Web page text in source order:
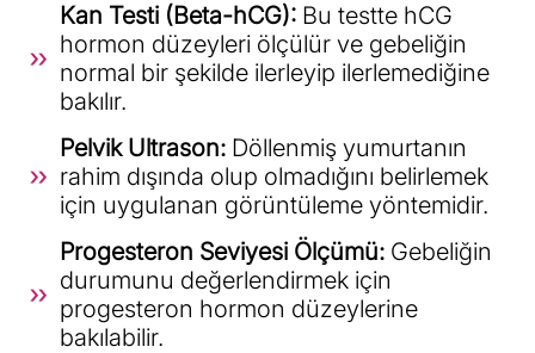
Kan Testi (Beta-hCG): Bu testte hCG
hormon düzeyleri ölçülür ve gebeliğin
normal bir şekilde ilerleyip ilerlemediğine
bakılır.
Pelvik Ultrason: Döllenmiş yumurtanın
rahim dışında olup olmadığını belirlemek
için uygulanan görüntüleme yöntemidir.
Progesteron Seviyesi Ölçümü: Gebeliğin
durumunu değerlendirmek için
progesteron hormon düzeylerine
bakılabilir.